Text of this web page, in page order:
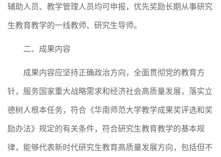
辅助人员、教学管理人员均可申报， 优先奖励长期从事研究
生教育教学的一线教师、研究生导师。
二、成果内容
成果内容应坚持正确政治方向，全面贯彻党的教育方
针， 服务国家重大战略需求和经济社会高质量发展， 落实立
德树人根本任务 ，符合《华南师范大学教学成果奖评选和奖
励办法》规定的有关条件， 符合研究生教育教学的基本规
律，能够代表新时代研究生教育高质量发展方向 ， 包括但不